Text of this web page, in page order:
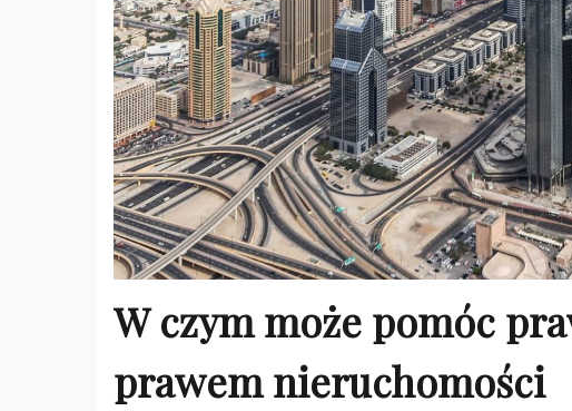
W czym może pomóc
prawem nieruchomości